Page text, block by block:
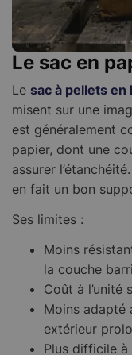
Le sac en
Le sac à pellets en
misent sur une
est généralement
papier, dont une
assurer
en fait un bon
Ses limites :
Moins
la couche
Coût à l’unité
Moins adapté
extérieur
Plus difficile